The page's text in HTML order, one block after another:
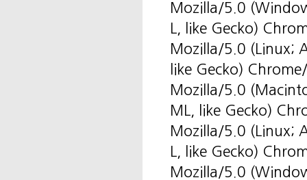
Mozilla/5.0
L, like Gecko)
Mozilla/5.0 (Linux;
like Gecko)
Mozilla/5.0
ML, like Gecko)
Mozilla/5.0 (Linux;
L, like Gecko)
Mozilla/5.0